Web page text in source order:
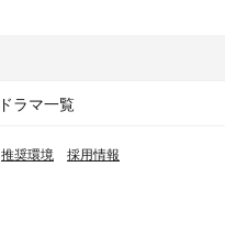
ドラマ一覧
推奨環境 採用情報